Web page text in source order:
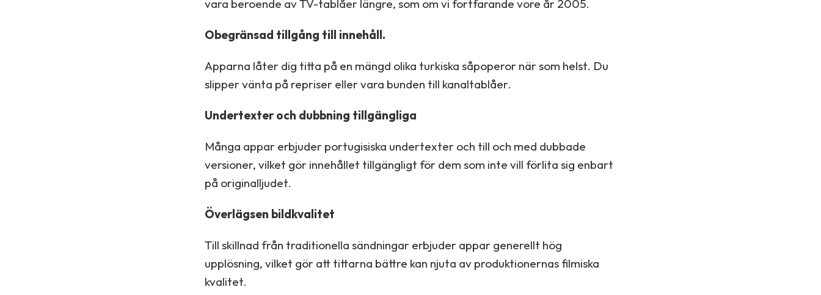
vara beroende av TV-tablåer längre, som om vi fortfarande vore år 2005.
Obegränsad tillgång till innehåll.
Apparna låter dig titta på en mängd olika turkiska såpoperor när som helst. Du
slipper vänta på repriser eller vara bunden till kanaltablåer.
Undertexter och dubbning tillgängliga
Många appar erbjuder portugisiska undertexter och till och med dubbade
versioner, vilket gör innehållet tillgängligt för dem som inte vill förlita sig enbart
på originalljudet.
Överlägsen bildkvalitet
Till skillnad från traditionella sändningar erbjuder appar generellt hög
upplösning, vilket gör att tittarna bättre kan njuta av produktionernas filmiska
kvalitet.